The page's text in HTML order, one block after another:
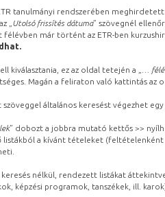
tanulmányi rendszerében
„ Utolsó frissítés dátuma” szövegnél
félévben már történt az ETR-ben
kiválasztania, ez az oldal tetején a „
…
Magán a feliraton való kattintás az
szöveggel általános keresést végezhet
” dobozt a jobbra mutató kettős >>
a kívánt tételeket (feltételenként
keresés nélkül, rendezett listákat
képzési programok, tanszékek, ill.